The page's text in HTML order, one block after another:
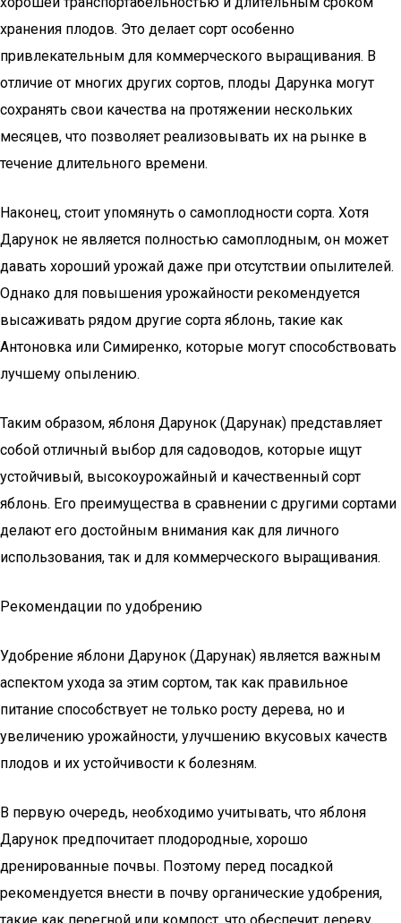
хранения плодов. Это делает сорт особенно
привлекательным для коммерческого выращивания. В
отличие от многих других сортов, плоды Дарунка могут
сохранять свои качества на протяжении нескольких
месяцев, что позволяет реализовывать их на рынке в
течение длительного времени.
Наконец, стоит упомянуть о самоплодности сорта. Хотя
Дарунок не является полностью самоплодным, он может
давать хороший урожай даже при отсутствии опылителей.
Однако для повышения урожайности рекомендуется
высаживать рядом другие сорта яблонь, такие как
Антоновка или Симиренко, которые могут способствовать
лучшему опылению.
Таким образом, яблоня Дарунок (Дарунак) представляет
собой отличный выбор для садоводов, которые ищут
устойчивый, высокоурожайный и качественный сорт
яблонь. Его преимущества в сравнении с другими сортами
делают его достойным внимания как для личного
использования, так и для коммерческого выращивания.
Рекомендации по удобрению
Удобрение яблони Дарунок (Дарунак) является важным
аспектом ухода за этим сортом, так как правильное
питание способствует не только росту дерева, но и
увеличению урожайности, улучшению вкусовых качеств
плодов и их устойчивости к болезням.
В первую очередь, необходимо учитывать, что яблоня
Дарунок предпочитает плодородные, хорошо
дренированные почвы. Поэтому перед посадкой
рекомендуется внести в почву органические удобрения,